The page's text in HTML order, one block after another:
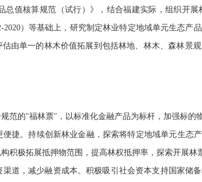
值核算规范（试行）》，结合福建实际，组织开
）等基础上，研究制定林业特定地域单元生态
由单一的林木价值拓展到包括林地、林木、森林景
范的"福林票"，以标准化金融产品为标杆，加强标
捷。持续创新林业金融，探索将特定地域单元生态
积极拓展抵押物范围，提高林权抵押率，探索开展
道，减少融资成本。积极吸引社会资本支持国家储